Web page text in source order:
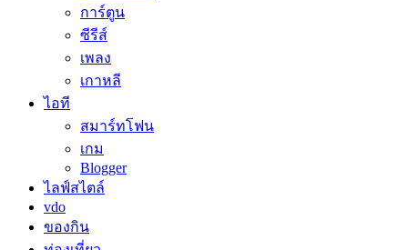
การ์ตูน
ซีรีส์
เพลง
เกาหลี
ไอที
สมาร์ทโฟน
เกม
Blogger
ไลฟ์สไตล์
vdo
ของกิน